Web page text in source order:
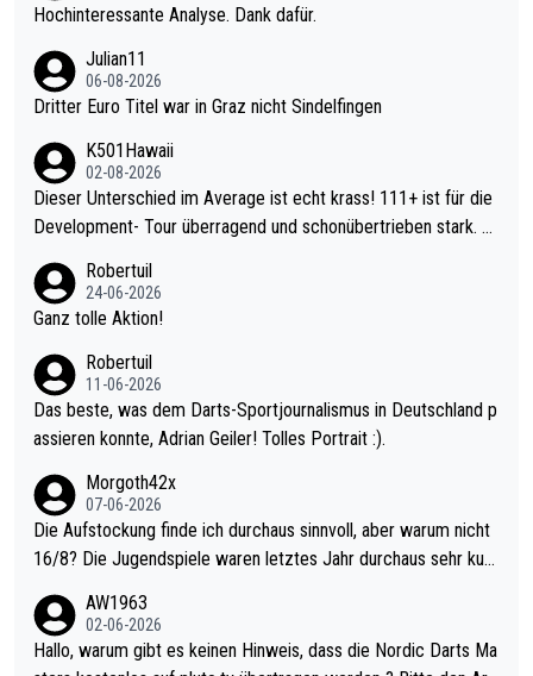
Hochinteressante Analyse. Dank dafür.
Julian11
06-08-2026
Dritter Euro Titel war in Graz nicht Sindelfingen
K501Hawaii
02-08-2026
Dieser Unterschied im Average ist echt krass! 111+ ist für die
Development- Tour überragend und schonübertrieben stark. U
mal 40+ erst recht. Da gewinnst keinen Blumentopf - ist ja noc
h krasser wie ein Pokalspiel eines Kreisligisten vs einem Bund
Robertuil
24-06-2026
Ganz tolle Aktion!
Robertuil
11-06-2026
Das beste, was dem Darts-Sportjournalismus in Deutschland p
assieren konnte, Adrian Geiler! Tolles Portrait :).
Morgoth42x
07-06-2026
Die Aufstockung finde ich durchaus sinnvoll, aber warum nicht
16/8? Die Jugendspiele waren letztes Jahr durchaus sehr kurz
Allerdings ist Mitchell Lawrie als Nummer 1 der Welt eh qualifi
ziert. Somit ändert die automatische Qualifikation des Weltmei
AW1963
02-06-2026
Hallo, warum gibt es keinen Hinweis, dass die Nordic Darts Ma